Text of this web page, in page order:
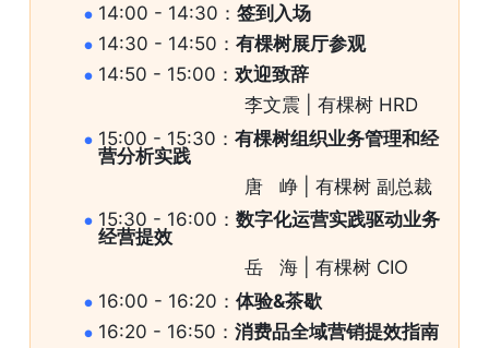
14:00 - 14:30：签到入场
14:30 - 14:50：有棵树展厅参观
14:50 - 15:00：欢迎致辞
                              李文震 | 有棵树 HRD
15:00 - 15:30：有棵树组织业务管理和经
营分析实践
                              唐   峥 | 有棵树 副总裁
15:30 - 16:00：数字化运营实践驱动业务
经营提效
                              岳   海 | 有棵树 CIO
16:00 - 16:20：体验&茶歇
16:20 - 16:50：消费品全域营销提效指南